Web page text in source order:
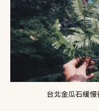
台北金瓜石緩